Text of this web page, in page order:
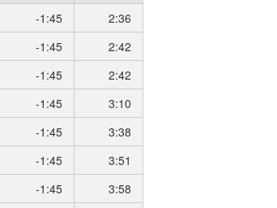
-1:45
2:36
-1:45
2:42
-1:45
2:42
-1:45
3:10
-1:45
3:38
-1:45
3:51
-1:45
3:58